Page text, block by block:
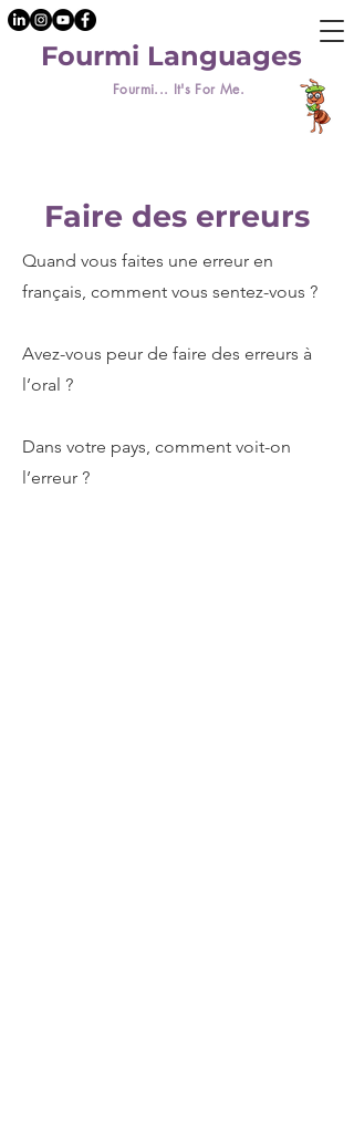
Fourmi... It's For Me.
Fourmi Languages
Faire des erreurs
Quand vous faites une erreur en
français, comment vous sentez-vous ?
Avez-vous peur de faire des erreurs à
l’oral ?
Dans votre pays, comment voit-on
l’erreur ?